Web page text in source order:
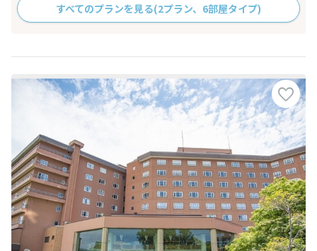
すべてのプランを見る(2プラン、6部屋タイプ)